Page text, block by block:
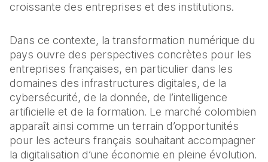
croissante des entreprises et des institutions.
Dans ce contexte, la transformation numérique du
pays ouvre des perspectives concrètes pour les
entreprises françaises, en particulier dans les
domaines des infrastructures digitales, de la
cybersécurité, de la donnée, de l’intelligence
artificielle et de la formation. Le marché colombien
apparaît ainsi comme un terrain d’opportunités
pour les acteurs français souhaitant accompagner
la digitalisation d’une économie en pleine évolution.